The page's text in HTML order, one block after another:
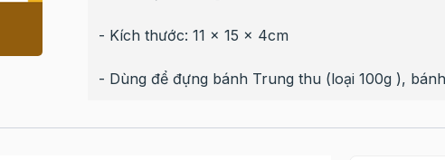
- Kích thước: 11 x 15 x 4cm
- Dùng để đựng bánh Trung thu (loại 100g ),